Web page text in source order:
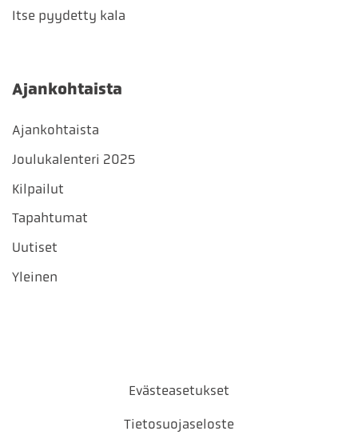
Itse pyydetty kala
Ajankohtaista
Ajankohtaista
Joulukalenteri 2025
Kilpailut
Tapahtumat
Uutiset
Yleinen
Evästeasetukset
Tietosuojaseloste